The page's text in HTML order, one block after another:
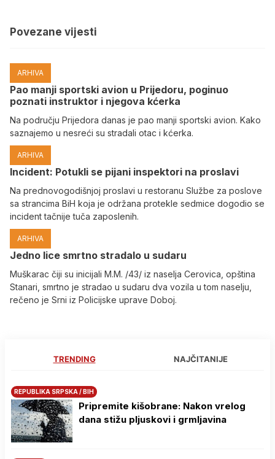
Povezane vijesti
ARHIVA
Pao manji sportski avion u Prijedoru, poginuo
poznati instruktor i njegova kćerka
Na području Prijedora danas je pao manji sportski avion. Kako
saznajemo u nesreći su stradali otac i kćerka.
ARHIVA
Incident: Potukli se pijani inspektori na proslavi
Na prednovogodišnjoj proslavi u restoranu Službe za poslove
sa strancima BiH koja je održana protekle sedmice dogodio se
incident tačnije tuča zaposlenih.
ARHIVA
Јedno lice smrtno stradalo u sudaru
Muškarac čiji su inicijali M.M. /43/ iz naselja Cerovica, opština
Stanari, smrtno je stradao u sudaru dva vozila u tom naselju,
rečeno je Srni iz Policijske uprave Doboj.
TRENDING NAJČITANIJE
REPUBLIKA SRPSKA / BIH
Pripremite kišobrane: Nakon vrelog
dana stižu pljuskovi i grmljavina